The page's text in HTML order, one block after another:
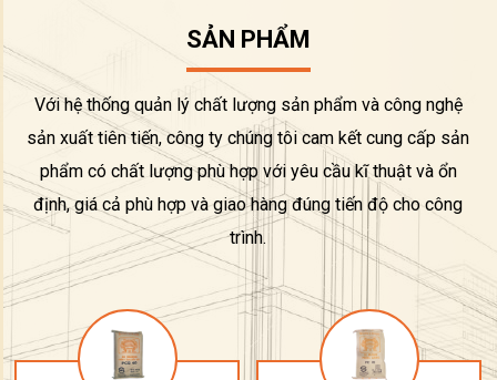
SẢN PHẨM
Với hệ thống quản lý chất lượng sản phẩm và công nghệ
sản xuất tiên tiến, công ty chúng tôi cam kết cung cấp sản
phẩm có chất lượng phù hợp với yêu cầu kĩ thuật và ổn
định, giá cả phù hợp và giao hàng đúng tiến độ cho công
trình.